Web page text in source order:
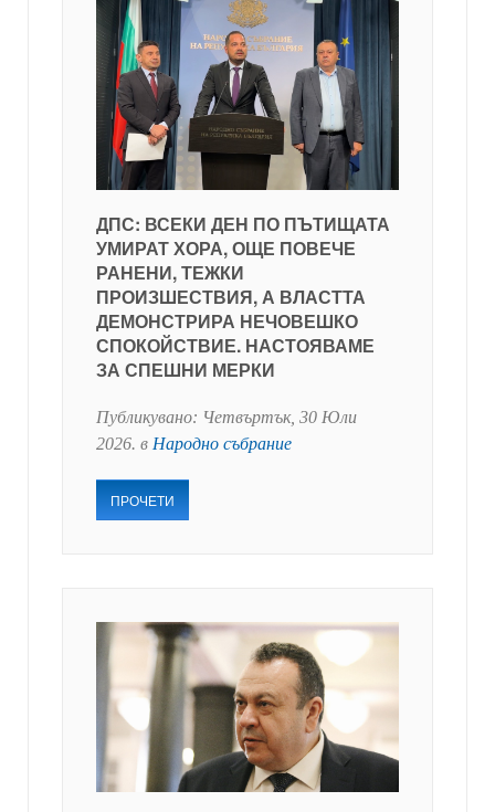
ДПС: ВСЕКИ ДЕН ПО ПЪТИЩАТА
УМИРАТ ХОРА, ОЩЕ ПОВЕЧЕ
РАНЕНИ, ТЕЖКИ
ПРОИЗШЕСТВИЯ, А ВЛАСТТА
ДЕМОНСТРИРА НЕЧОВЕШКО
СПОКОЙСТВИЕ. НАСТОЯВАМЕ
ЗА СПЕШНИ МЕРКИ
Публикувано: Четвъртък, 30 Юли
2026. в Народно събрание
ПРОЧЕТИ